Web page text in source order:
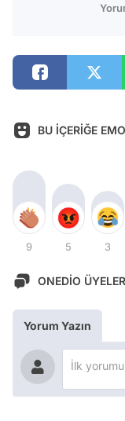
BU İÇERİĞE
9 5 3
ONEDİO
Yorum Yazın